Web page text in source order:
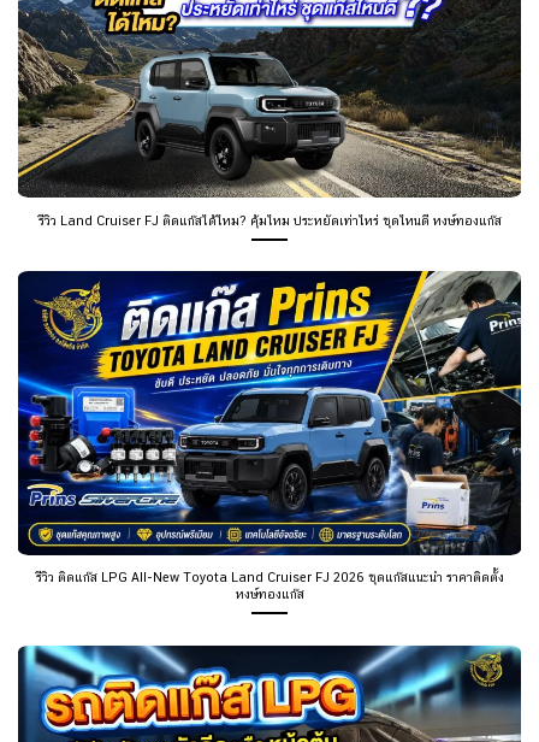
รีวิว Land Cruiser FJ ติดแก๊สได้ไหม? คุ้มไหม ประหยัดเท่าไหร่ ชุดไหนดี หงษ์ทองแก๊ส
รีวิว ติดแก๊ส LPG All-New Toyota Land Cruiser FJ 2026 ชุดแก๊สแนะนำ ราคาติดตั้ง
หงษ์ทองแก๊ส